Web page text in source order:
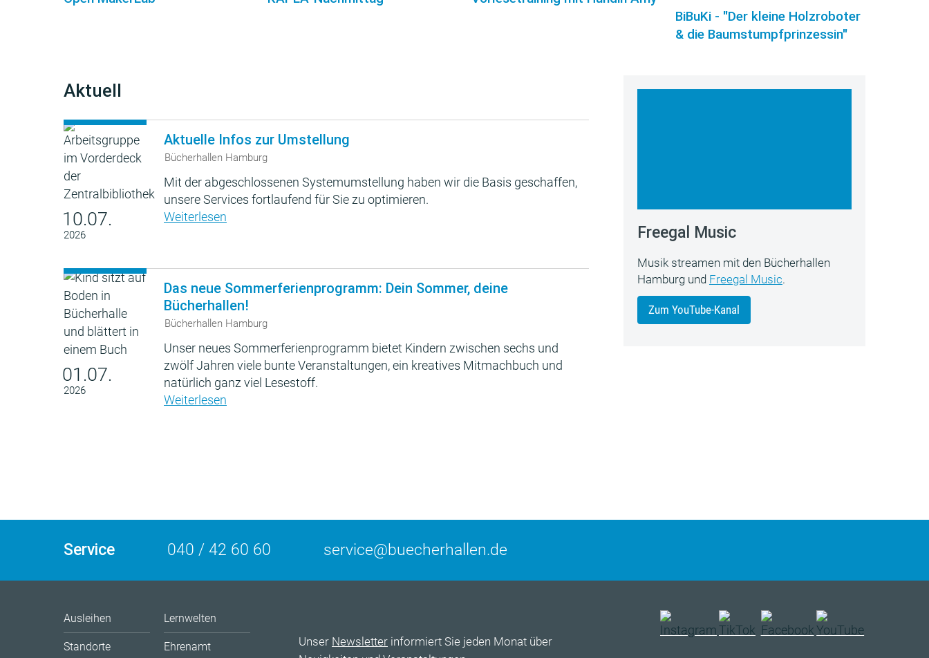
BiBuKi - "Der kleine Holzroboter
& die Baumstumpfprinzessin"
Aktuell
10.07.
2026
Aktuelle Infos zur Umstellung
Bücherhallen Hamburg
Mit der abgeschlossenen Systemumstellung haben wir die Basis geschaffen,
unsere Services fortlaufend für Sie zu optimieren.
Weiterlesen
01.07.
2026
Das neue Sommerferienprogramm: Dein Sommer, deine
Bücherhallen!
Bücherhallen Hamburg
Unser neues Sommerferienprogramm bietet Kindern zwischen sechs und
zwölf Jahren viele bunte Veranstaltungen, ein kreatives Mitmachbuch und
natürlich ganz viel Lesestoff.
Weiterlesen
Freegal Music
Musik streamen mit den Bücherhallen
Hamburg und Freegal Music.
Zum YouTube-Kanal
Service 040 / 42 60 60 service@buecherhallen.de
Ausleihen
Standorte
Lernwelten
Ehrenamt Unser Newsletter informiert Sie jeden Monat über